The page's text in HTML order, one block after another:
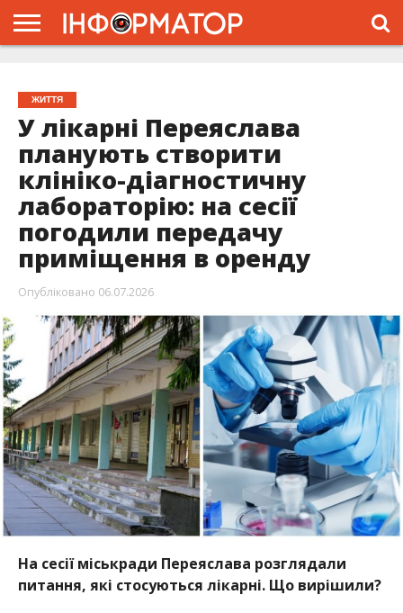
ПРОЄКТ
ЖИТТЯ
У лікарні Переяслава
планують створити
клініко-діагностичну
лабораторію: на сесії
погодили передачу
приміщення в оренду
Опубліковано 06.07.2026
На сесії міськради Переяслава розглядали
питання, які стосуються лікарні. Що вирішили?